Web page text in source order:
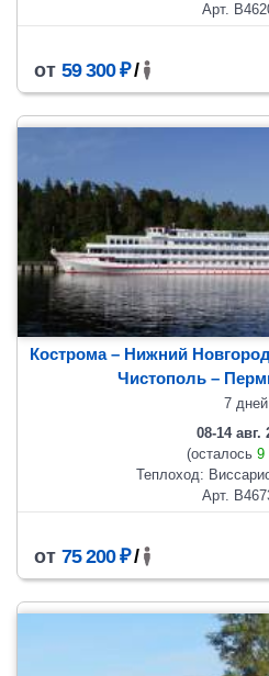
Арт.
от 59 300 ₽/
Кострома – Нижний
Чистополь–
7 дней
08-14 авг.
(осталось 9
Теплоход:
Арт.
от 75 200 ₽/